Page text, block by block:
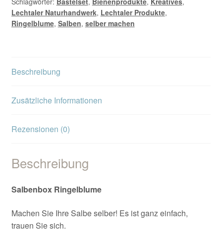
Lechtaler Naturhandwerk, Lechtaler Produkte,
Ringelblume, Salben, selber machen
Beschreibung
Zusätzliche Informationen
Rezensionen (0)
Beschreibung
Salbenbox Ringelblume
Machen Sie Ihre Salbe selber! Es ist ganz einfach,
trauen Sie sich.